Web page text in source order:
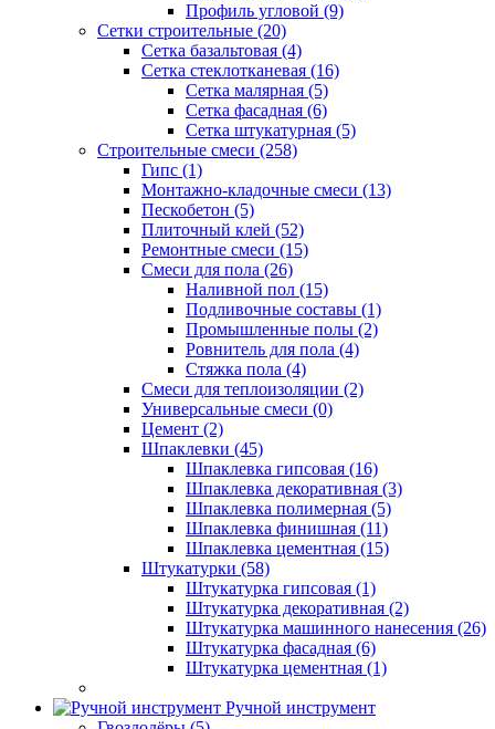
Профиль угловой (9)
Сетки строительные (20)
Сетка базальтовая (4)
Сетка стеклотканевая (16)
Сетка малярная (5)
Сетка фасадная (6)
Сетка штукатурная (5)
Строительные смеси (258)
Гипс (1)
Монтажно-кладочные смеси (13)
Пескобетон (5)
Плиточный клей (52)
Ремонтные смеси (15)
Смеси для пола (26)
Наливной пол (15)
Подливочные составы (1)
Промышленные полы (2)
Ровнитель для пола (4)
Стяжка пола (4)
Смеси для теплоизоляции (2)
Универсальные смеси (0)
Цемент (2)
Шпаклевки (45)
Шпаклевка гипсовая (16)
Шпаклевка декоративная (3)
Шпаклевка полимерная (5)
Шпаклевка финишная (11)
Шпаклевка цементная (15)
Штукатурки (58)
Штукатурка гипсовая (1)
Штукатурка декоративная (2)
Штукатурка машинного нанесения (26)
Штукатурка фасадная (6)
Штукатурка цементная (1)
Ручной инструмент